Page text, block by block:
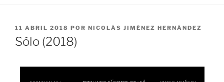
PUBLICADO
EL
11 ABRIL 2018 POR NICOLÁS JIMÉNEZ HERNÁNDEZ
Sólo (2018)